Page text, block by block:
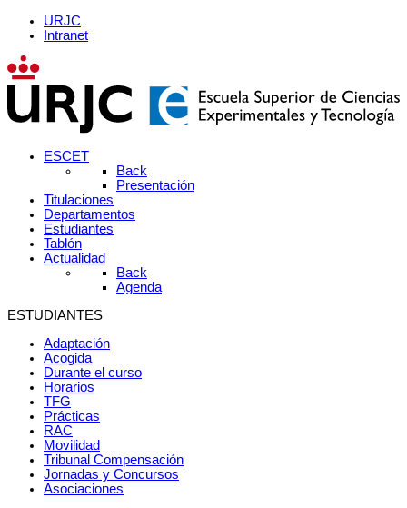
URJC
Intranet
ESCET
Back
Presentación
Titulaciones
Departamentos
Estudiantes
Tablón
Actualidad
Back
Agenda
ESTUDIANTES
Adaptación
Acogida
Durante el curso
Horarios
TFG
Prácticas
RAC
Movilidad
Tribunal Compensación
Jornadas y Concursos
Asociaciones